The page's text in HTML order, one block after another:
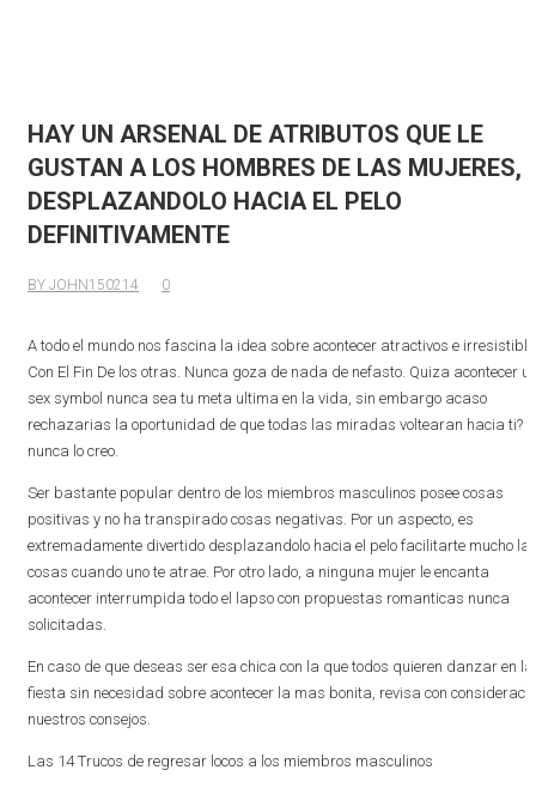
HAY UN ARSENAL DE ATRIBUTOS QUE LE
GUSTAN A LOS HOMBRES DE LAS MUJERES,
DESPLAZANDOLO HACIA EL PELO
DEFINITIVAMENTE
BY JOHN150214 0
A todo el mundo nos fascina la idea sobre acontecer atractivos e
Con El Fin De los otras. Nunca goza de nada de nefasto. Quiza acontecer
sex symbol nunca sea tu meta ultima en la vida, sin embargo acaso
rechazarias la oportunidad de que todas las miradas voltearan hacia ti?
nunca lo creo.
Ser bastante popular dentro de los miembros masculinos posee cosas
positivas y no ha transpirado cosas negativas. Por un aspecto, es
extremadamente divertido desplazandolo hacia el pelo facilitarte mucho
cosas cuando uno te atrae. Por otro lado, a ninguna mujer le encanta
acontecer interrumpida todo el lapso con propuestas romanticas nunca
solicitadas.
En caso de que deseas ser esa chica con la que todos quieren danzar en la
fiesta sin necesidad sobre acontecer la mas bonita, revisa con
nuestros consejos.
Las 14 Trucos de regresar locos a los miembros masculinos